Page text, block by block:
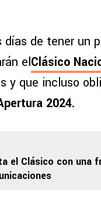
días de tener un
elClásico
y que incluso
2024.
el Clásico con una